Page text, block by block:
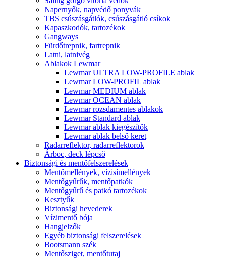
Napernyők, napvédő ponyvák
TBS csúszásgátlók, csúszásgátló csíkok
Kapaszkodók, tartozékok
Gangways
Fürdőtrepnik, fartrepnik
Latni, latnivég
Ablakok Lewmar
Lewmar ULTRA LOW-PROFILE ablak
Lewmar LOW-PROFIL ablak
Lewmar MEDIUM ablak
Lewmar OCEAN ablak
Lewmar rozsdamentes ablakok
Lewmar Standard ablak
Lewmar ablak kiegészítők
Lewmar ablak belső keret
Radarreflektor, radarreflektorok
Árboc, deck lépcső
Biztonsági és mentőfelszerelések
Mentőmellények, vízisímellények
Mentőgyűrűk, mentőpatkók
Mentőgyűrű és patkó tartozékok
Kesztyűk
Biztonsági hevederek
Vízimentő bója
Hangjelzők
Egyéb biztonsági felszerelések
Bootsmann szék
Mentősziget, mentőtutaj